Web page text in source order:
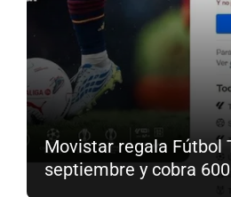
Movistar regala Fútbol
septiembre y cobra